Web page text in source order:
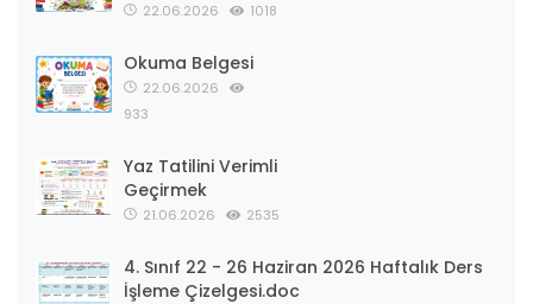
22.06.2026 1018
Okuma Belgesi
22.06.2026
933
Yaz Tatilini Verimli
Geçirmek
21.06.2026 2535
4. Sınıf 22 - 26 Haziran 2026 Haftalık Ders
İşleme Çizelgesi.doc